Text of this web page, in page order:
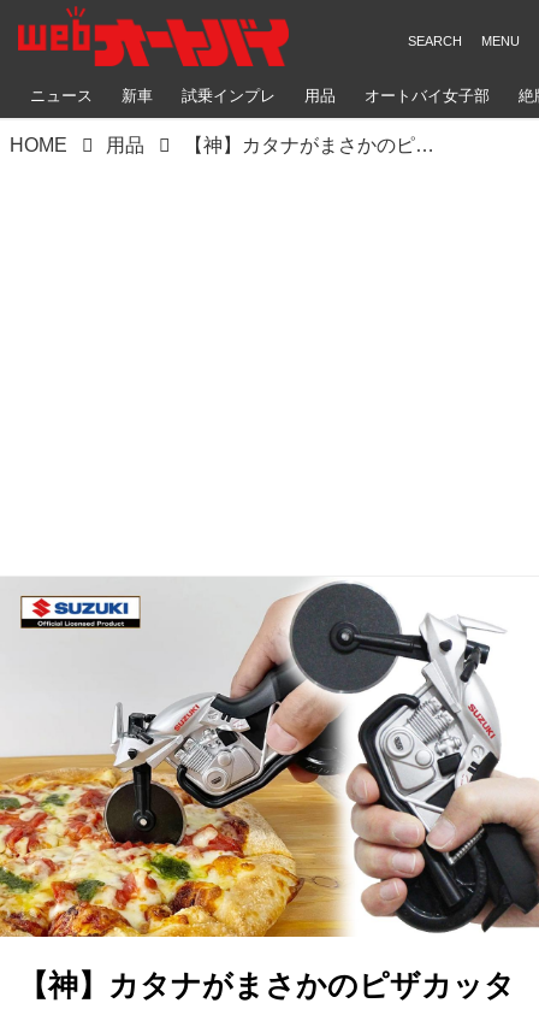
ニュース 新車 試乗インプレ 用品 オートバイ女子部 絶
HOME 用品 【神】カタナがまさかのピザカッターに⁉︎ ネーミングだけでも欲しくなる『ピザカッターナ』にバイク乗りとしての心が震えた……【スズキのバイク！の耳よりニュース】
【神】カタナがまさかのピザカッタ